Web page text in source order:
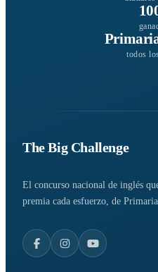
todos
The Big Challenge
El concurso nacional de inglés
premia cada esfuerzo, de